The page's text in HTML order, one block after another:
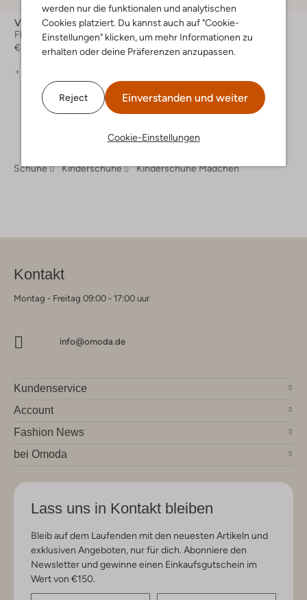
werden nur die funktionalen und analytischen
Cookies platziert. Du kannst auch auf "Cookie-
Einstellungen" klicken, um mehr Informationen zu
erhalten oder deine Präferenzen anzupassen.
Reject Einverstanden und weiter
Cookie-Einstellungen
Vingino
Flache Sandalen
€ 69,99
+ mehr farben
Vingino
Flache Sandalen
€ 59,99
Schuhe Kinderschuhe Kinderschuhe Mädchen
Kontakt
Montag - Freitag 09:00 - 17:00 uur
info@omoda.de
Kundenservice
Account
Fashion News
bei Omoda
Lass uns in Kontakt bleiben
Bleib auf dem Laufenden mit den neuesten Artikeln und
exklusiven Angeboten, nur für dich. Abonniere den
Newsletter und gewinne einen Einkaufsgutschein im
Wert von €150.